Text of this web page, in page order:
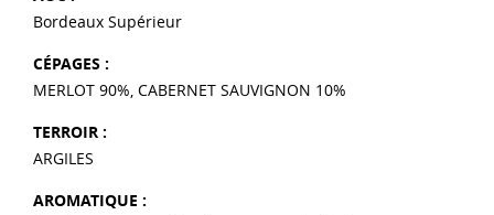
Bordeaux Supérieur
CÉPAGES :
MERLOT 90%, CABERNET SAUVIGNON 10%
TERROIR :
ARGILES
AROMATIQUE :